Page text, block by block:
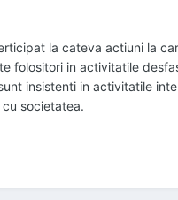
la cateva actiuni la
folositori in activitatile
insistenti in activitatile
societatea.